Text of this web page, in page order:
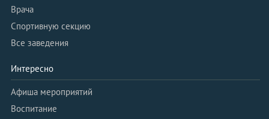
Врача
Спортивную секцию
Все заведения
Интересно
Афиша мероприятий
Воспитание